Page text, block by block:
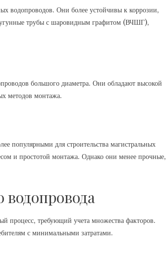
водопроводов. Они более устойчивы к коррозии‚
трубы с шаровидным графитом (ВЧШГ)‚
большого диаметра. Они обладают высокой
методов монтажа.
популярными для строительства магистральных
и простотой монтажа. Однако они менее прочные‚
процесс‚ требующий учета множества факторов.
с минимальными затратами.